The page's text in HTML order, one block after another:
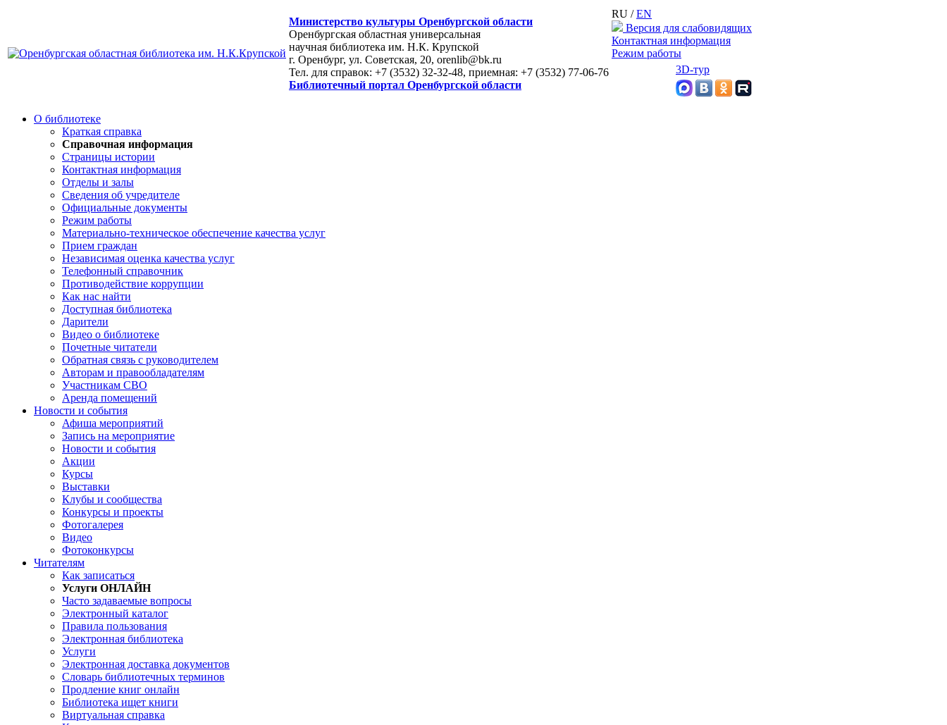
Министерство культуры Оренбургской области
Оренбургская областная универсальная
научная библиотека им. Н.К. Крупской
г. Оренбург, ул. Советская, 20, orenlib@bk.ru
Тел. для справок: +7 (3532) 32-32-48, приемная: +7 (3532) 77-06-76
Библиотечный портал Оренбургской области
RU /EN
Версия для слабовидящих
Контактная информация
Режим работы
3D-тур
О библиотеке
Краткая справка
Справочная информация
Страницы истории
Контактная информация
Отделы и залы
Сведения об учредителе
Официальные документы
Режим работы
Материально-техническое обеспечение качества услуг
Прием граждан
Независимая оценка качества услуг
Телефонный справочник
Противодействие коррупции
Как нас найти
Доступная библиотека
Дарители
Видео о библиотеке
Почетные читатели
Обратная связь с руководителем
Авторам и правообладателям
Участникам СВО
Аренда помещений
Новости и события
Афиша мероприятий
Запись на мероприятие
Новости и события
Акции
Курсы
Выставки
Клубы и сообщества
Конкурсы и проекты
Фотогалерея
Видео
Фотоконкурсы
Читателям
Как записаться
Услуги ОНЛАЙН
Часто задаваемые вопросы
Электронный каталог
Правила пользования
Электронная библиотека
Услуги
Электронная доставка документов
Словарь библиотечных терминов
Продление книг онлайн
Библиотека ищет книги
Виртуальная справка